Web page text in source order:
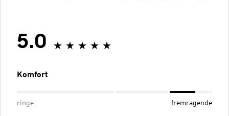
5.0
Komfort
ringe fremragende